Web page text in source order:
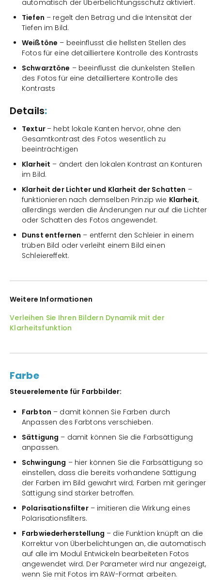
automatisch der Überbelichtungsschutz aktiviert.
Tiefen – regelt den Betrag und die Intensität der
Tiefen im Bild.
Weißtöne – beeinflusst die hellsten Stellen des
Fotos für eine detailliertere Kontrolle des Kontrasts
Schwarztöne – beeinflusst die dunkelsten Stellen
des Fotos für eine detailliertere Kontrolle des
Kontrasts
Details:
Textur – hebt lokale Kanten hervor, ohne den
Gesamtkontrast des Fotos wesentlich zu
beeinträchtigen
Klarheit – ändert den lokalen Kontrast an Konturen
im Bild.
Klarheit der Lichter und Klarheit der Schatten –
funktionieren nach demselben Prinzip wie Klarheit,
allerdings werden die Änderungen nur auf die Lichter
oder Schatten des Fotos angewendet.
Dunst entfernen – entfernt den Schleier in einem
trüben Bild oder verleiht einem Bild einen
Schleiereffekt.
Weitere Informationen
Verleihen Sie Ihren Bildern Dynamik mit der
Klarheitsfunktion
Farbe
Steuerelemente für Farbbilder:
Farbton – damit können Sie Farben durch
Anpassen des Farbtons verschieben.
Sättigung – damit können Sie die Farbsättigung
anpassen.
Schwingung – hier können Sie die Farbsättigung so
einstellen, dass die bereits vorhandene Sättigung
der Farben im Bild gewahrt wird; Farben mit geringer
Sättigung sind stärker betroffen.
Polarisationsfilter– imitieren die Wirkung eines
Polarisationsfilters.
Farbwiederherstellung – die Funktion knüpft an die
Korrektur von Überbelichtungen an, die automatisch
auf alle im Modul Entwickeln bearbeiteten Fotos
angewendet wird. Der Parameter wird nur angezeigt,
wenn Sie mit Fotos im RAW-Format arbeiten.